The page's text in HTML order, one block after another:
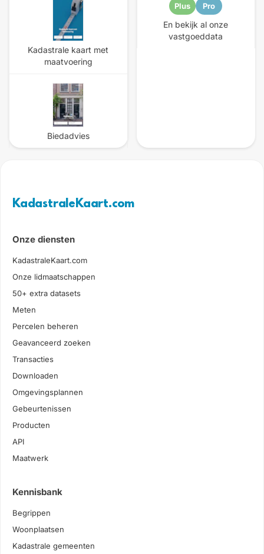
Kadastrale kaart met
maatvoering
Biedadvies
Plus Pro
En bekijk al onze
vastgoeddata
KadastraleKaart.com
Onze diensten
KadastraleKaart.com
Onze lidmaatschappen
50+ extra datasets
Meten
Percelen beheren
Geavanceerd zoeken
Transacties
Downloaden
Omgevingsplannen
Gebeurtenissen
Producten
API
Maatwerk
Kennisbank
Begrippen
Woonplaatsen
Kadastrale gemeenten